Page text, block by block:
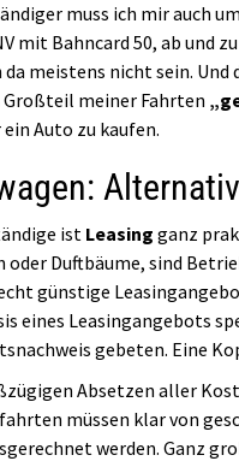
muss ich mir auch
mit Bahncard 50, ab und
meistens nicht sein.
Großteil meiner Fahrten
Auto zu kaufen.
ist Leasing ganz
oder Duftbäume, sind
günstige
eines Leasingangebots
gebeten. Eine
Absetzen aller
müssen klar von
werden. Ganz